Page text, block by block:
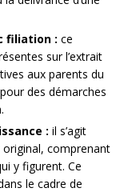
filiation : ce
sur l’extrait
aux parents du
des démarches
: il s’agit
original, comprenant
y figurent. Ce
le cadre de